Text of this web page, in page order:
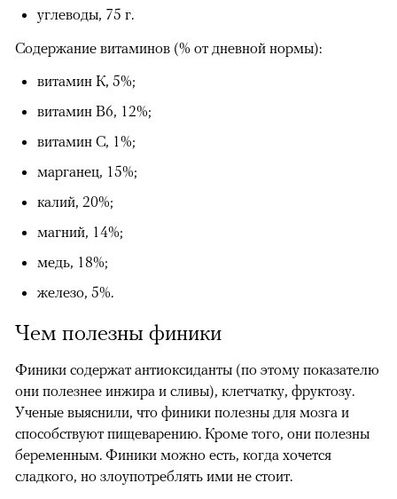
углеводы, 75 г.
Содержание витаминов (% от дневной нормы):
витамин К, 5%;
витамин В6, 12%;
витамин С, 1%;
марганец, 15%;
калий, 20%;
магний, 14%;
медь, 18%;
железо, 5%.
Чем полезны финики
Финики содержат антиоксиданты (по этому показателю
они полезнее инжира и сливы), клетчатку, фруктозу.
Ученые выяснили, что финики полезны для мозга и
способствуют пищеварению. Кроме того, они полезны
беременным. Финики можно есть, когда хочется
сладкого, но злоупотреблять ими не стоит.